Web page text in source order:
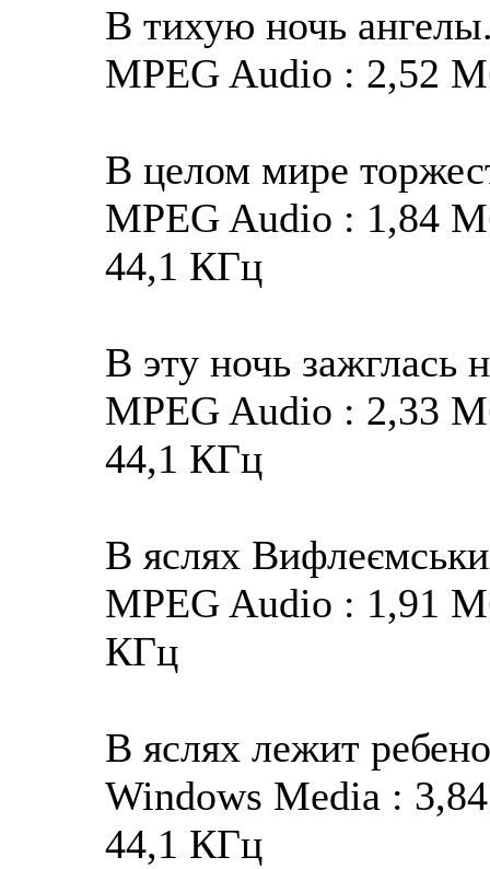
В тихую ночь
MPEG Audio : 2,52
В целом мире
MPEG Audio : 1,84
44,1 КГц
В эту ночь зажглась
MPEG Audio : 2,33
44,1 КГц
В яслях
MPEG Audio : 1,91
КГц
В яслях лежит
Windows Media :
44,1 КГц